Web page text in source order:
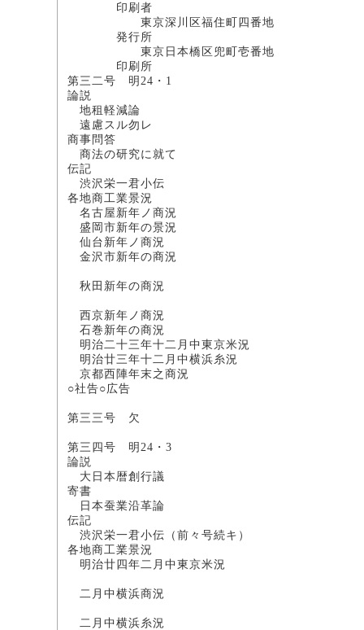
印刷者
東京深川区福住町四番地
発行所
東京日本橋区兜町壱番地
印刷所
第三二号 明24・1
論説
地租軽減論 文
遠慮スル勿
商事問答
商法の研究に
伝記
渋沢栄一君
各地商工業景況
名古屋新年ノ商況
盛岡市新年の景況
仙台新年ノ商況
金沢市新年の商況
秋田新年の
西京新年ノ商況 山
石巻新年の商況 横
明治二十三年十二月中東京米況
明治廿三年十二月中横浜
京都西陣年末之商
○社告○広告
第三三号 欠
第三四号 明24・3
論説
大日本暦創行
寄書
日本蚕業沿革
伝記
渋沢栄一君小伝（前
各地商工業景況
明治廿四年二月中東京米況
二月中横浜
二月中横浜糸況 書